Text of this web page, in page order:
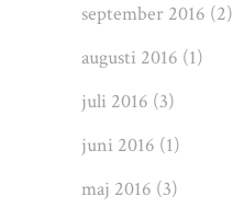
september 2016 (2)
augusti 2016 (1)
juli 2016 (3)
juni 2016 (1)
maj 2016 (3)